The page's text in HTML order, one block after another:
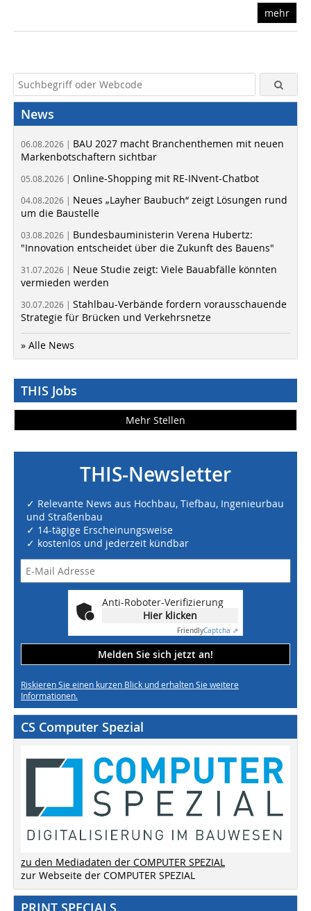
mehr
News
06.08.2026 | BAU 2027 macht Branchenthemen mit neuen
Markenbotschaftern sichtbar
05.08.2026 | Online-Shopping mit RE-INvent-Chatbot
04.08.2026 | Neues „Layher Baubuch“ zeigt Lösungen rund
um die Baustelle
03.08.2026 | Bundesbauministerin Verena Hubertz:
"Innovation entscheidet über die Zukunft des Bauens"
31.07.2026 | Neue Studie zeigt: Viele Bauabfälle könnten
vermieden werden
30.07.2026 | Stahlbau-Verbände fordern vorausschauende
Strategie für Brücken und Verkehrsnetze
» Alle News
THIS Jobs
Mehr Stellen
THIS-Newsletter
✓ Relevante News aus Hochbau, Tiefbau, Ingenieurbau
und Straßenbau
✓ 14-tägige Erscheinungsweise
✓ kostenlos und jederzeit kündbar
Anti-Roboter-Verifizierung
Hier klicken
FriendlyCaptcha ⇗
Melden Sie sich jetzt an!
Riskieren Sie einen kurzen Blick und erhalten Sie weitere
Informationen.
CS Computer Spezial
zu den Mediadaten der COMPUTER SPEZIAL
zur Webseite der COMPUTER SPEZIAL